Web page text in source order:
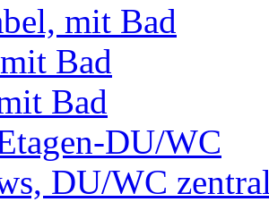
mit Bad
Bad
Bad
DU/WC
DU/WC